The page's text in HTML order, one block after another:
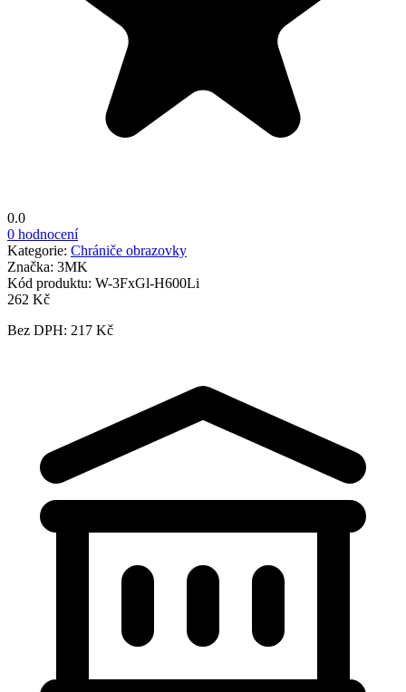
0.0
0 hodnocení
Kategorie: Chrániče obrazovky
Značka: 3MK
Kód produktu: W-3FxGl-H600Li
262 Kč
Bez DPH: 217 Kč